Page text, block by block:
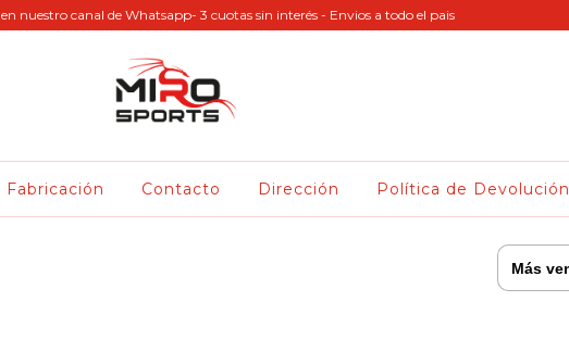
nuestro canal de Whatsapp- 3 cuotas sin interés - Envios a todo el pais
Fabricación Contacto Dirección Política de Devolución